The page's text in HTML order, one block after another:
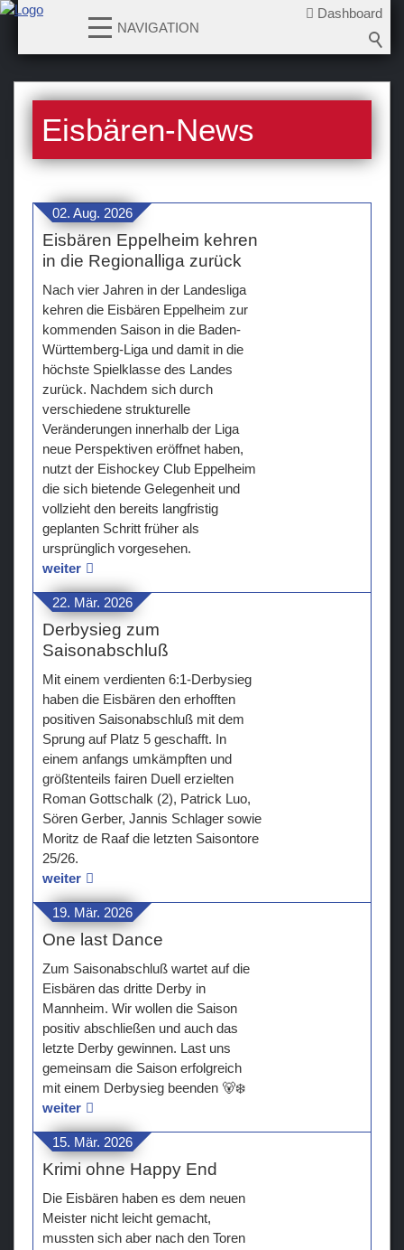
Dashboard
NAVIGATION
News
2026-2027
2025-2026
2023-2024
2022-2023
2021-2022
2020-2021
2018-2019
2017-2018
2016-2017
Teams
Verein
Fanzone
Eisbären-News
02. Aug. 2026
Eisbären Eppelheim kehren
in die Regionalliga zurück
Nach vier Jahren in der Landesliga
kehren die Eisbären Eppelheim zur
kommenden Saison in die Baden-
Württemberg-Liga und damit in die
höchste Spielklasse des Landes
zurück. Nachdem sich durch
verschiedene strukturelle
Veränderungen innerhalb der Liga
neue Perspektiven eröffnet haben,
nutzt der Eishockey Club Eppelheim
die sich bietende Gelegenheit und
vollzieht den bereits langfristig
geplanten Schritt früher als
ursprünglich vorgesehen.
weiter
22. Mär. 2026
Derbysieg zum
Saisonabschluß
Mit einem verdienten 6:1-Derbysieg
haben die Eisbären den erhofften
positiven Saisonabschluß mit dem
Sprung auf Platz 5 geschafft. In
einem anfangs umkämpften und
größtenteils fairen Duell erzielten
Roman Gottschalk (2), Patrick Luo,
Sören Gerber, Jannis Schlager sowie
Moritz de Raaf die letzten Saisontore
25/26.
weiter
19. Mär. 2026
One last Dance
Zum Saisonabschluß wartet auf die
Eisbären das dritte Derby in
Mannheim. Wir wollen die Saison
positiv abschließen und auch das
letzte Derby gewinnen. Last uns
gemeinsam die Saison erfolgreich
mit einem Derbysieg beenden 🐻‍❄️
weiter
15. Mär. 2026
Krimi ohne Happy End
Die Eisbären haben es dem neuen
Meister nicht leicht gemacht,
mussten sich aber nach den Toren